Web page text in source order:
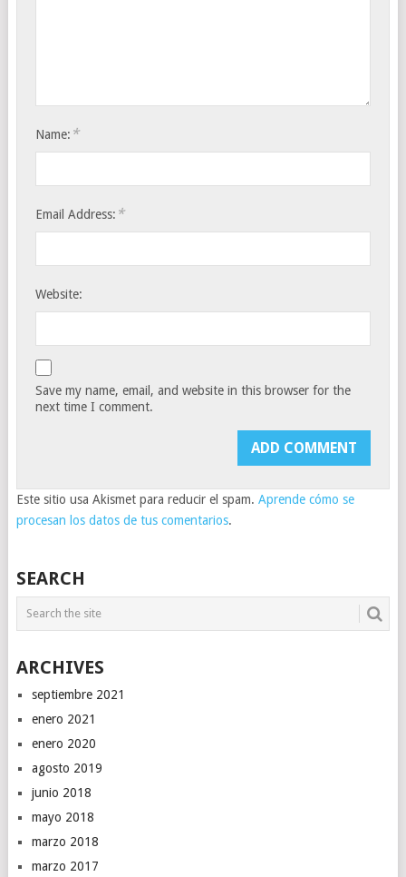
Name: *
Email Address: *
Website:
Save my name, email, and website in this browser for the
next time I comment.
Este sitio usa Akismet para reducir el spam. Aprende cómo se
procesan los datos de tus comentarios.
SEARCH
ARCHIVES
septiembre 2021
enero 2021
enero 2020
agosto 2019
junio 2018
mayo 2018
marzo 2018
marzo 2017